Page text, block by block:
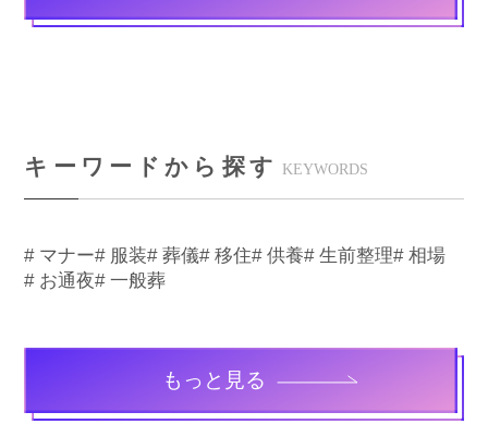
キーワードから探す KEYWORDS
# マナー# 服装# 葬儀# 移住# 供養# 生前整理# 相場
# お通夜# 一般葬
もっと見る